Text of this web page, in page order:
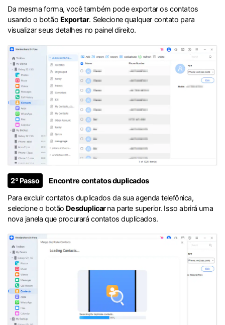
Da mesma forma, você também pode exportar os contatos
usando o botão Exportar. Selecione qualquer contato para
visualizar seus detalhes no painel direito.
2º Passo
Encontre contatos duplicados
Para excluir contatos duplicados da sua agenda telefônica,
selecione o botão Desduplicarna parte superior. Isso abrirá uma
nova janela que procurará contatos duplicados.